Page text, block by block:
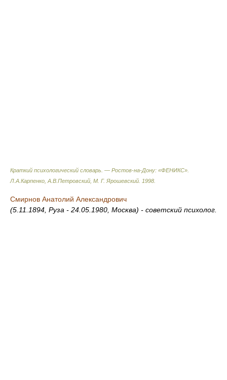
Краткий психологический словарь. — Ростов-на-Дону: «ФЕНИКС»
Л.А.Карпенко, А.В.Петровский, М. Г. Ярошевский 1998
Смирнов Анатолий Александрович
(5.11.1894, Руза - 24.05.1980, Москва) - советский психолог.